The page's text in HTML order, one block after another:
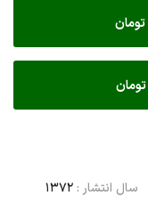
سال انتشار : 1372